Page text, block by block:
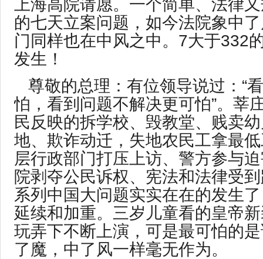
上海高院请愿。一个简单、法律
的七天立案问题，如今法院象中
门同样也在中风之中。7大于332
发生！
尊敬的总理：有位领导说过：“
怕，看到问题不解决更可怕”。莘
民反映的拆学校、毁教堂、贱卖
地、欺诈动迁，失地农民工拿最
层行政部门打压上访、警方参与
院剥夺公民诉权、宪法和法律受
系列中国大问题实实在在的发生
延续和加重。三岁儿童看的皇帝
玩弄下不断上演，可是最可怕的
了魔，中了风一样毫无作为。